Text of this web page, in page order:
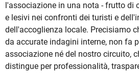
l'associazione in una nota - frutto di
e lesivi nei confronti dei turisti e
dell'accoglienza locale. Precisiamo
da accurate indagini interne, non fa
associazione né del nostro circuito,
distingue per professionalità,